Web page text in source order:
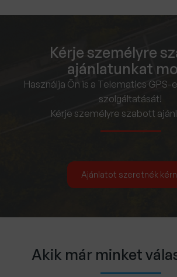
Kérje személyre
ajánlatunkat
Használja Ön is a Telematics GPS-
szolgáltatását!
Kérje személyre szabott
Ajánlatot szeretnék
Akik már minket